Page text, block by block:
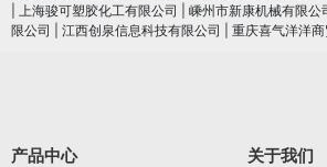
上海骏可塑胶化工有限公司 嵊州市新康机械有限公
限公司
江西创泉信息科技有限公司 重庆喜气洋洋
产品中心 关于我们